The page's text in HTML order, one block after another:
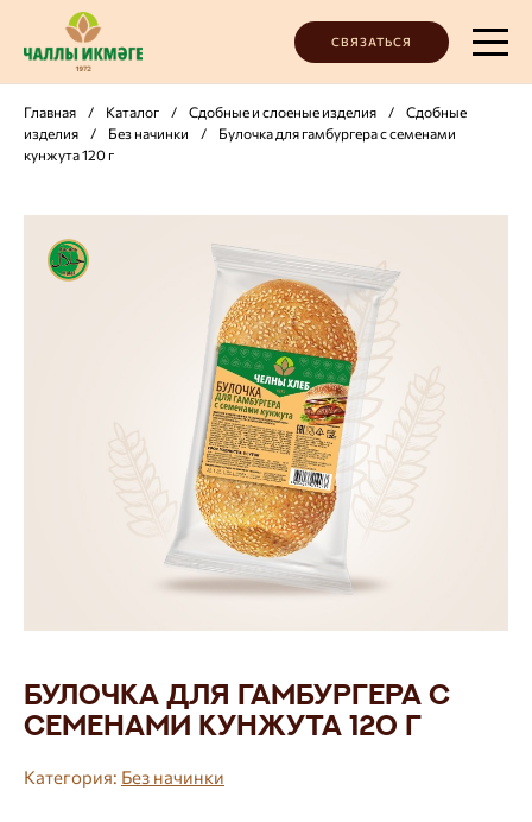
СВЯЗАТЬСЯ
Главная / Каталог / Сдобные и слоеные изделия /
Сдобные
изделия
/ Без начинки /
Булочка для гамбургера с семенами
кунжута 120 г
Булочка для гамбургера с
семенами кунжута 120 г
Категория: Без начинки